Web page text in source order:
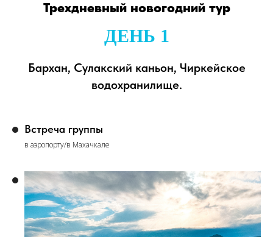
Трехдневный новогодний тур
ДЕНЬ 1
Бархан, Сулакский каньон, Чиркейское
водохранилище.
Встреча группы
в аэропорту/в Махачкале